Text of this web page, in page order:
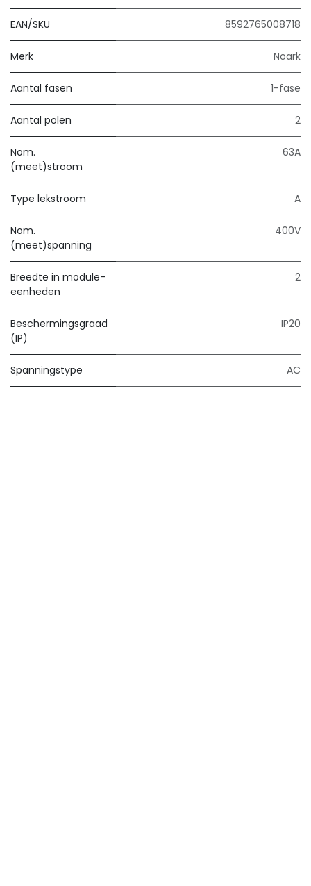
EAN/SKU 8592765008718
Merk Noark
Aantal fasen 1-fase
Aantal polen 2
Nom.
(meet)stroom
63A
Type lekstroom A
Nom.
(meet)spanning
400V
Breedte in module-
eenheden
2
Beschermingsgraad
(IP)
IP20
Spanningstype AC